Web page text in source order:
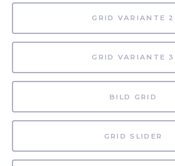
GRID VARIANTE 2
GRID VARIANTE 3
BILD GRID
GRID SLIDER